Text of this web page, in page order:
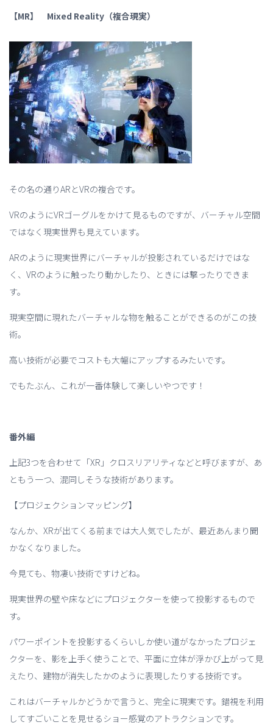
【MR】 Mixed Reality（複合現実）
その名の通りARとVRの複合です。
VRのようにVRゴーグルをかけて見るものですが、バーチャル空間
ではなく現実世界も見えています。
ARのように現実世界にバーチャルが投影されているだけではな
く、VRのように触ったり動かしたり、ときには撃ったりできま
す。
現実空間に現れたバーチャルな物を触ることができるのがこの技
術。
高い技術が必要でコストも大幅にアップするみたいです。
でもたぶん、これが一番体験して楽しいやつです！
番外編
上記3つを合わせて「XR」クロスリアリティなどと呼びますが、あ
ともう一つ、混同しそうな技術があります。
【プロジェクションマッピング】
なんか、XRが出てくる前までは大人気でしたが、最近あんまり聞
かなくなりました。
今見ても、物凄い技術ですけどね。
現実世界の壁や床などにプロジェクターを使って投影するもので
す。
パワーポイントを投影するくらいしか使い道がなかったプロジェ
クターを、影を上手く使うことで、平面に立体が浮かび上がって見
えたり、建物が消失したかのように表現したりする技術です。
これはバーチャルかどうかで言うと、完全に現実です。錯視を利用
してすごいことを見せるショー感覚のアトラクションです。